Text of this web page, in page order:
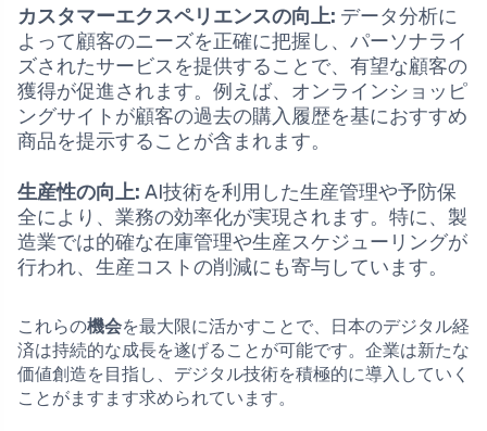
カスタマーエクスペリエンスの向上: データ分析に
よって顧客のニーズを正確に把握し、パーソナライ
ズされたサービスを提供することで、有望な顧客の
獲得が促進されます。例えば、オンラインショッピ
ングサイトが顧客の過去の購入履歴を基におすすめ
商品を提示することが含まれます。
生産性の向上: AI技術を利用した生産管理や予防保
全により、業務の効率化が実現されます。特に、製
造業では的確な在庫管理や生産スケジューリングが
行われ、生産コストの削減にも寄与しています。
これらの機会を最大限に活かすことで、日本のデジタル経
済は持続的な成長を遂げることが可能です。企業は新たな
価値創造を目指し、デジタル技術を積極的に導入していく
ことがますます求められています。